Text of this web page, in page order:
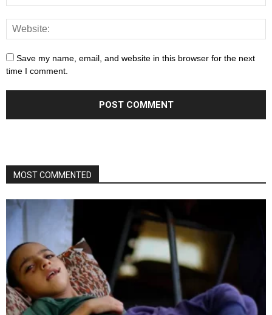
Save my name, email, and website in this browser for the next
time I comment.
MOST COMMENTED